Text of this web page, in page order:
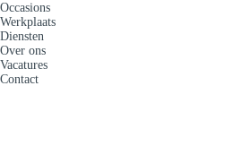
Occasions
Werkplaats
Diensten
Over ons
Vacatures
Contact